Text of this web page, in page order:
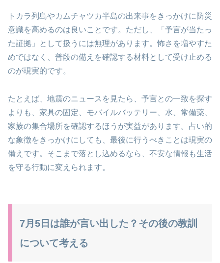
トカラ列島やカムチャツカ半島の出来事をきっかけに防災
意識を高めるのは良いことです。ただし、「予言が当たっ
た証拠」として扱うには無理があります。怖さを増やすた
めではなく、普段の備えを確認する材料として受け止める
のが現実的です。
たとえば、地震のニュースを見たら、予言との一致を探す
よりも、家具の固定、モバイルバッテリー、水、常備薬、
家族の集合場所を確認するほうが実益があります。占い的
な象徴をきっかけにしても、最後に行うべきことは現実の
備えです。そこまで落とし込めるなら、不安な情報も生活
を守る行動に変えられます。
7月5日は誰が言い出した？その後の教訓
について考える